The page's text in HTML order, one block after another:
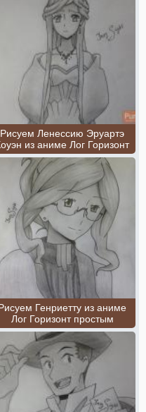
Рисуем Ленессию Эруартэ
из аниме Лог Горизонт
Генриетту из аниме
Лог Горизонт простым